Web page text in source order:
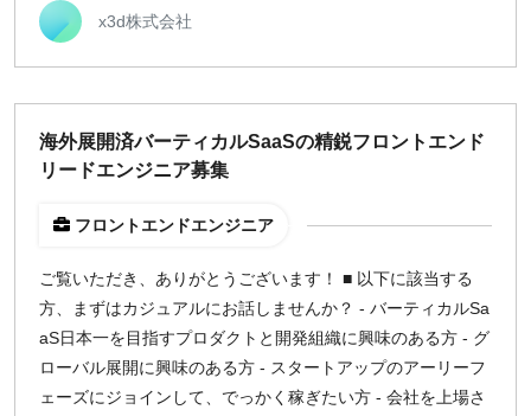
x3d株式会社
海外展開済バーティカルSaaSの精鋭フロントエンド
リードエンジニア募集
フロントエンドエンジニア
ご覧いただき、ありがとうございます！ ■ 以下に該当する
方、まずはカジュアルにお話しませんか？ - バーティカルSa
aS日本一を目指すプロダクトと開発組織に興味のある方 - グ
ローバル展開に興味のある方 - スタートアップのアーリーフ
ェーズにジョインして、でっかく稼ぎたい方 - 会社を上場さ